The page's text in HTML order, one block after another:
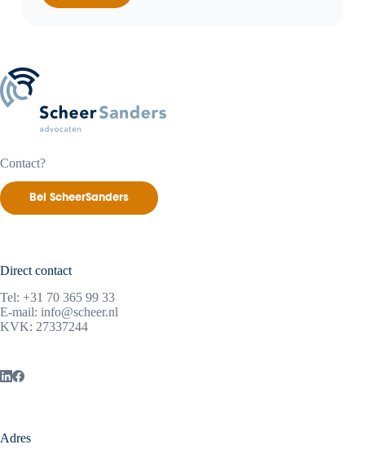
einde
dienstverband
Contact?
Bel ScheerSanders
Direct contact
Tel: +31 70 365 99 33
E-mail: info@scheer.nl
KVK: 27337244
Adres